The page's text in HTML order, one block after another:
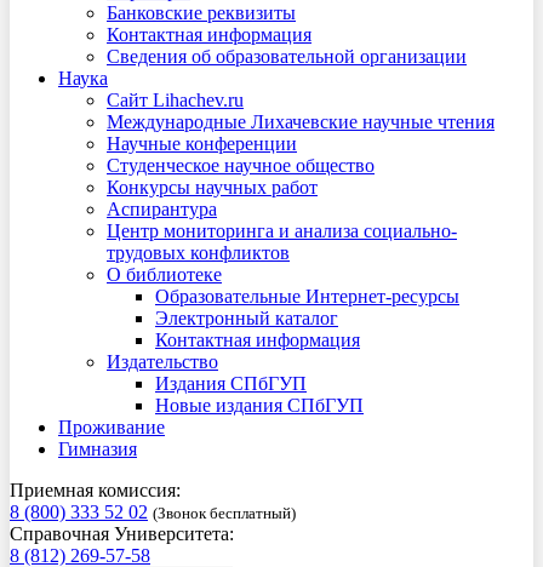
Банковские реквизиты
Контактная информация
Сведения об образовательной организации
Наука
Сайт Lihachev.ru
Международные Лихачевские научные чтения
Научные конференции
Студенческое научное общество
Конкурсы научных работ
Аспирантура
Центр мониторинга и анализа социально-
трудовых конфликтов
О библиотеке
Образовательные Интернет-ресурсы
Электронный каталог
Контактная информация
Издательство
Издания СПбГУП
Новые издания СПбГУП
Проживание
Гимназия
Приемная комиссия:
8 (800) 333 52 02 (Звонок бесплатный)
Справочная Университета:
8 (812) 269-57-58